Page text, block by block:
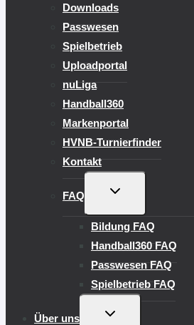
Downloads
Passwesen
Spielbetrieb
Uploadportal
nuLiga
Handball360
Markenportal
HVNB-Turnierfinder
Kontakt
FAQ
UNTERMENÜ
Bildung FAQ
Handball360 FAQ
Passwesen FAQ
Spielbetrieb FAQ
Über uns
UNTERMENÜ